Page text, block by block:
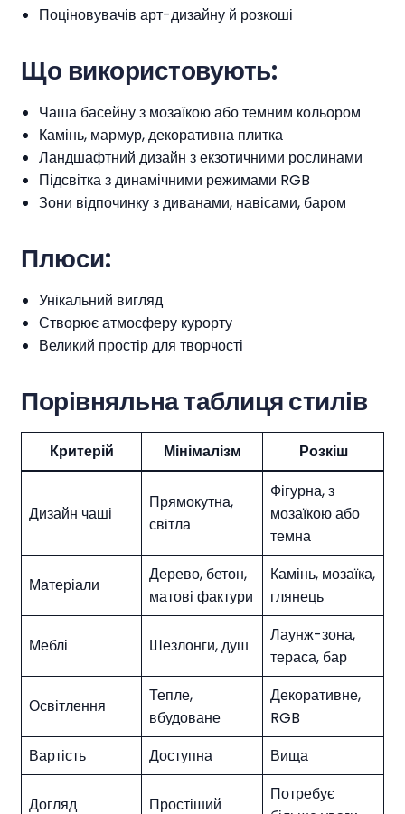
Поціновувачів арт-дизайну й розкоші
Що використовують:
Чаша басейну з мозаїкою або темним кольором
Камінь, мармур, декоративна плитка
Ландшафтний дизайн з екзотичними рослинами
Підсвітка з динамічними режимами RGB
Зони відпочинку з диванами, навісами, баром
Плюси:
Унікальний вигляд
Створює атмосферу курорту
Великий простір для творчості
Порівняльна таблиця стилів
Критерій Мінімалізм Розкіш
Дизайн чаші
Прямокутна,
світла
Фігурна, з
мозаїкою або
темна
Матеріали
Дерево, бетон,
матові фактури
Камінь, мозаїка,
глянець
Меблі Шезлонги, душ
Лаунж-зона,
тераса, бар
Освітлення
Тепле,
вбудоване
Декоративне,
RGB
Вартість
Доступна Вища
Догляд Простіший
Потребує